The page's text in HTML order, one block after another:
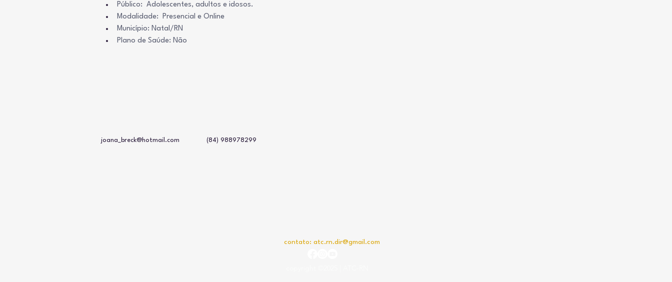
Público:  Adolescentes, adultos e idosos.
Modalidade:  Presencial e Online
Município: Natal/RN
Plano de Saúde: Não
joana_breck@hotmail.com (84) 988978299
contato: atc.rn.dir@gmail.com